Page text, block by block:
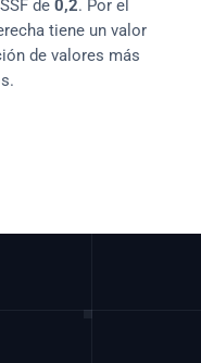
de 0,2. Por el
tiene un valor
de valores más